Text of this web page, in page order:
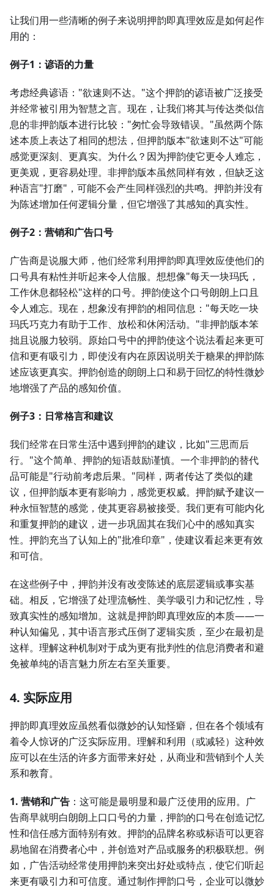
让我们用一些清晰的例子来说明押韵即真理效应是如何起作
用的：
例子1：谚语的力量
考虑经典谚语："欲速则不达。"这个押韵的谚语被广泛接受
并经常被引用为智慧之言。现在，让我们将其与传达类似信
息的非押韵版本进行比较："匆忙会导致错误。"虽然两个陈
述本质上表达了相同的想法，但押韵版本"欲速则不达"可能
感觉更深刻、更真实。为什么？因为押韵使它更令人难忘，
更美观，更容易处理。非押韵版本虽然同样有效，但缺乏这
种语言"打磨"，可能不会产生同样强烈的共鸣。押韵并没有
为陈述增加任何逻辑分量，但它增强了其感知的真实性。
例子2：营销和广告口号
广告商是说服大师，他们经常利用押韵即真理效应使他们的
口号具有粘性并听起来令人信服。想想像"每天一块玛氏，
工作休息都轻松"这样的口号。押韵使这个口号朗朗上口且
令人难忘。现在，想象没有押韵的相同信息："每天吃一块
玛氏巧克力有助于工作、放松和休闲活动。"非押韵版本笨
拙且说服力较弱。原始口号中的押韵使这个说法看起来更可
信和更有吸引力，即使没有内在原因说明关于糖果的押韵陈
述应该更真实。押韵创造的朗朗上口和易于回忆的特性微妙
地增强了产品的感知价值。
例子3：日常格言和建议
我们经常在日常生活中遇到押韵的建议，比如"三思而后
行。"这个简单、押韵的短语鼓励谨慎。一个非押韵的替代
品可能是"行动前考虑后果。"同样，两者传达了类似的建
议，但押韵版本更有影响力，感觉更权威。押韵赋予建议一
种永恒智慧的感觉，使其更容易被接受。我们更有可能内化
和重复押韵的建议，进一步巩固其在我们心中的感知真实
性。押韵充当了认知上的"批准印章"，使建议看起来更有效
和可信。
在这些例子中，押韵并没有改变陈述的底层逻辑或事实基
础。相反，它增强了处理流畅性、美学吸引力和记忆性，导
致真实性的感知增加。这就是押韵即真理效应的本质——一
种认知偏见，其中语言形式压倒了逻辑实质，至少在最初是
这样。理解这种机制对于成为更有批判性的信息消费者和避
免被单纯的语言魅力所左右至关重要。
4. 实际应用
押韵即真理效应虽然看似微妙的认知怪癖，但在各个领域有
着令人惊讶的广泛实际应用。理解和利用（或减轻）这种效
应可以在生活的许多方面带来好处，从商业和营销到个人关
系和教育。
1. 营销和广告 ：这可能是最明显和最广泛使用的应用。广
告商早就明白朗朗上口口号的力量，押韵的口号在创造记忆
性和信任感方面特别有效。押韵的品牌名称或标语可以更容
易地留在消费者心中，并创造对产品或服务的积极联想。例
如，广告活动经常使用押韵来突出好处或特点，使它们听起
来更有吸引力和可信度。通过制作押韵口号，企业可以微妙